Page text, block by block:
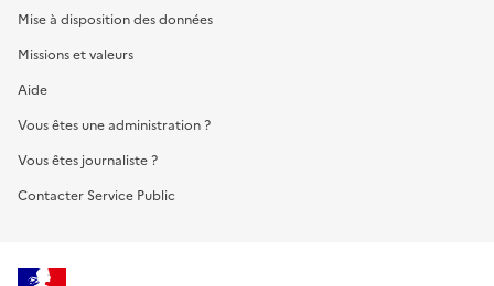
Mise à disposition des données
Missions et valeurs
Aide
Vous êtes une administration ?
Vous êtes journaliste ?
Contacter Service Public